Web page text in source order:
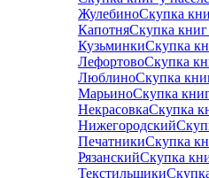
ЖулебиноСкупка
КапотняСкупка книг
КузьминкиСкупка
ЛефортовоСкупка
ЛюблиноСкупка
МарьиноСкупка
НекрасовкаСкупка
Нижегородский
ПечатникиСкупка
РязанскийСкупка
Текстильщики